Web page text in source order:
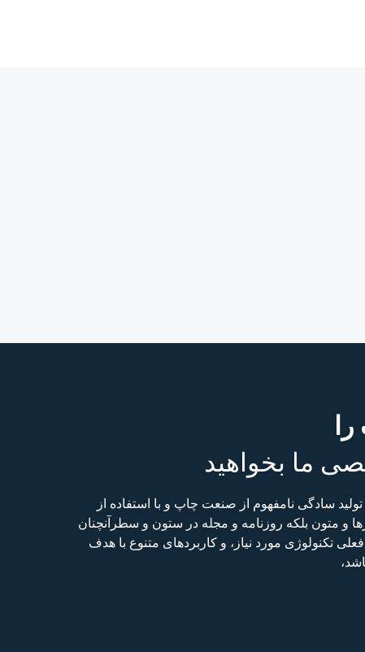
ما بخواهید
سادگی نامفهوم از صنعت چاپ و با استفاده از
و متون بلکه روزنامه و مجله در ستون و سطرآنچنان
تکنولوژی مورد نیاز، و کاربردهای متنوع با هدف